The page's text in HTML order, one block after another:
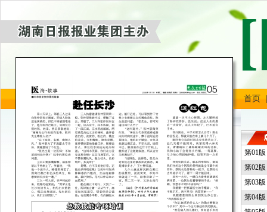
首页
第01
第02
第03
第04